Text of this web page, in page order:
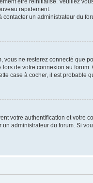
rapidement.
un administrateur du
ne resterez connecté que
de votre connexion au
case à cocher, il est probable
votre authentification et votre
administrateur du forum. Si